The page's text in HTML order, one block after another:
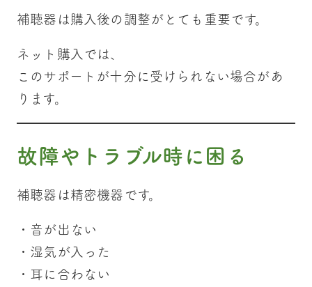
補聴器は購入後の調整がとても重要です。
ネット購入では、
このサポートが十分に受けられない場合があ
ります。
故障やトラブル時に困る
補聴器は精密機器です。
・音が出ない
・湿気が入った
・耳に合わない